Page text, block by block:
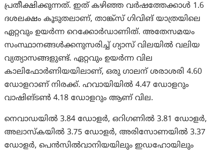
പ്രതീക്ഷിക്കുന്നത്. ഇത് കഴിഞ്ഞ വർഷത്തേക്കാൾ 1.6
ദശലക്ഷം കൂടുതലാണ്, താങ്ക്സ് ഗിവിങ് യാത്രയിലെ
ഏറ്റവും ഉയർന്ന റെക്കോർഡാണിത്. അതേസമയം
സംസ്ഥാനങ്ങൾക്കനുസരിച്ച് ഗ്യാസ് വിലയിൽ വലിയ
വ്യത്യാസങ്ങളുണ്ട്. ഏറ്റവും ഉയർന്ന വില
കാലിഫോർണിയയിലാണ്, ഒരു ഗാലന് ശരാശരി 4.60
ഡോളറാണ് നിരക്ക്. ഹവായിയിൽ 4.47 ഡോളറും
വാഷിങ്ടൺ 4.18 ഡോളറും ആണ് വില.
നെവാഡയിൽ 3.84 ഡോളർ, ഒറിഗണിൽ 3.81 ഡോളർ,
അലാസ്കയിൽ 3.75 ഡോളർ, അരിസോണയിൽ 3.37
ഡോളർ, പെൻസിൽവാനിയയിലും ഇഡഹോയിലും